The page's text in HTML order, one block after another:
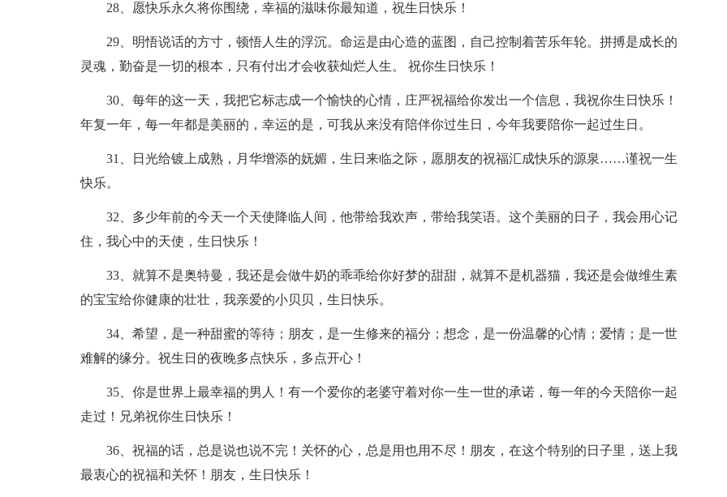
28、愿快乐永久将你围绕，幸福的滋味你最知道，祝生日快乐！
29、明悟说话的方寸，顿悟人生的浮沉。命运是由心造的蓝图，自己控制着苦乐年轮。拼搏是成长的
灵魂，勤奋是一切的根本，只有付出才会收获灿烂人生。 祝你生日快乐！
30、每年的这一天，我把它标志成一个愉快的心情，庄严祝福给你发出一个信息，我祝你生日快乐！
年复一年，每一年都是美丽的，幸运的是，可我从来没有陪伴你过生日，今年我要陪你一起过生日。
31、日光给镀上成熟，月华增添的妩媚，生日来临之际，愿朋友的祝福汇成快乐的源泉……谨祝一生
快乐。
32、多少年前的今天一个天使降临人间，他带给我欢声，带给我笑语。这个美丽的日子，我会用心记
住，我心中的天使，生日快乐！
33、就算不是奥特曼，我还是会做牛奶的乖乖给你好梦的甜甜，就算不是机器猫，我还是会做维生素
的宝宝给你健康的壮壮，我亲爱的小贝贝，生日快乐。
34、希望，是一种甜蜜的等待；朋友，是一生修来的福分；想念，是一份温馨的心情；爱情；是一世
难解的缘分。祝生日的夜晚多点快乐，多点开心！
35、你是世界上最幸福的男人！有一个爱你的老婆守着对你一生一世的承诺，每一年的今天陪你一起
走过！兄弟祝你生日快乐！
36、祝福的话，总是说也说不完！关怀的心，总是用也用不尽！朋友，在这个特别的日子里，送上我
最衷心的祝福和关怀！朋友，生日快乐！